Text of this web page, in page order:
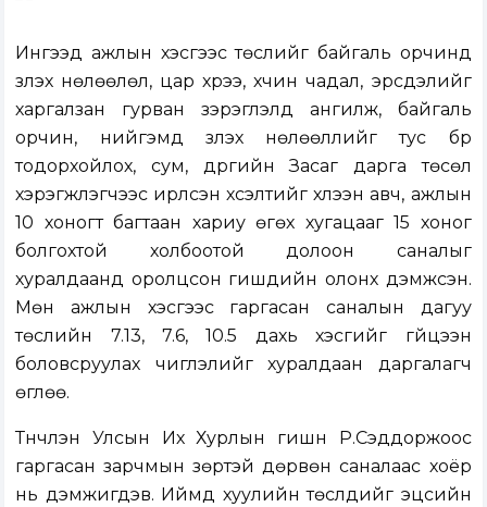
Ингээд ажлын хэсгээс төслийг байгаль орчинд
үзүүлэх нөлөөлөл, цар хүрээ, хүчин чадал, эрсдэлийг
харгалзан гурван зэрэглэлд ангилж, байгаль
орчин, нийгэмд үзүүлэх нөлөөллийг тус бүр
тодорхойлох, сум, дүүргийн Засаг дарга төсөл
хэрэгжүүлэгчээс ирүүлсэн хүсэлтийг хүлээн авч, ажлын
10 хоногт багтаан хариу өгөх хугацааг 15 хоног
болгохтой холбоотой долоон саналыг
хуралдаанд оролцсон гишүүдийн олонх дэмжсэн.
Мөн ажлын хэсгээс гаргасан саналын дагуу
төслийн 7.13, 7.6, 10.5 дахь хэсгийг гүйцээн
боловсруулах чиглэлийг хуралдаан даргалагч
өглөө.
Түүнчлэн Улсын Их Хурлын гишүүн Р.Сэддоржоос
гаргасан зарчмын зөрүүтэй дөрвөн саналаас хоёр
нь дэмжигдэв. Иймд хуулийн төслүүдийг эцсийн